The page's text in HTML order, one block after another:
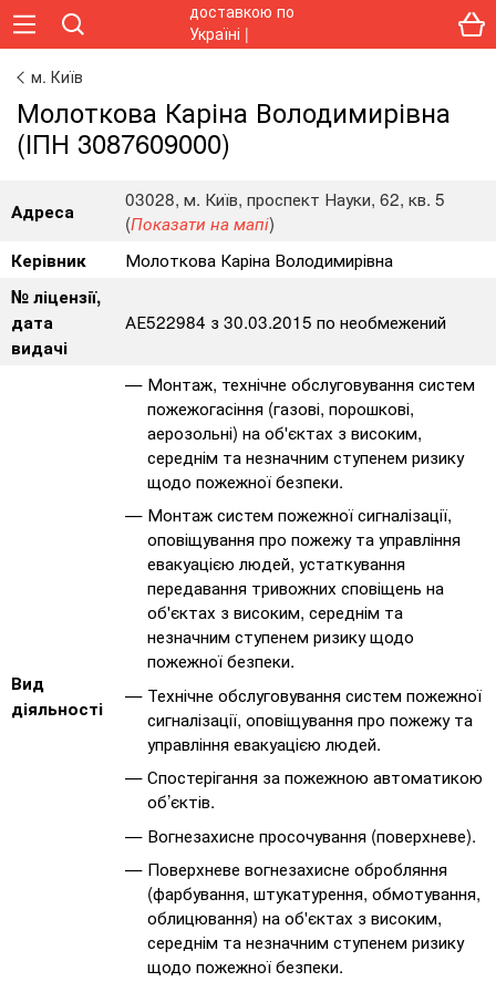
м. Київ
Молоткова Каріна Володимирівна
(ІПН 3087609000)
Адреса
03028, м. Київ, проспект Науки, 62, кв. 5
(Показати на мапі)
Керівник
Молоткова Каріна Володимирівна
№ ліцензії,
дата
видачі
АЕ522984 з 30.03.2015 по необмежений
Вид
діяльності
Монтаж, технічне обслуговування систем
пожежогасіння (газові, порошкові,
аерозольні) на об'єктах з високим,
середнім та незначним ступенем ризику
щодо пожежної безпеки.
Монтаж систем пожежної сигналізації,
оповіщування про пожежу та управління
евакуацією людей, устаткування
передавання тривожних сповіщень на
об'єктах з високим, середнім та
незначним ступенем ризику щодо
пожежної безпеки.
Технічне обслуговування систем пожежної
сигналізації, оповіщування про пожежу та
управління евакуацією людей.
Спостерігання за пожежною автоматикою
об’єктів.
Вогнезахисне просочування (поверхневе).
Поверхневе вогнезахисне обробляння
(фарбування, штукатурення, обмотування,
облицювання) на об'єктах з високим,
середнім та незначним ступенем ризику
щодо пожежної безпеки.